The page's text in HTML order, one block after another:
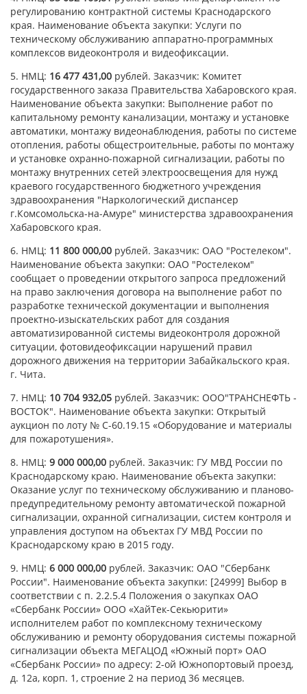
регулированию контрактной системы Краснодарского
края. Наименование объекта закупки: Услуги по
техническому обслуживанию аппаратно-программных
комплексов видеоконтроля и видеофиксации.
5. НМЦ: 16 477 431,00 рублей. Заказчик: Комитет
государственного заказа Правительства Хабаровского края.
Наименование объекта закупки: Выполнение работ по
капитальному ремонту канализации, монтажу и установке
автоматики, монтажу видеонаблюдения, работы по системе
отопления, работы общестроительные, работы по монтажу
и установке охранно-пожарной сигнализации, работы по
монтажу внутренних сетей электроосвещения для нужд
краевого государственного бюджетного учреждения
здравоохранения "Наркологический диспансер
г.Комсомольска-на-Амуре" министерства здравоохранения
Хабаровского края.
6. НМЦ: 11 800 000,00 рублей. Заказчик: ОАО "Ростелеком".
Наименование объекта закупки: ОАО "Ростелеком"
сообщает о проведении открытого запроса предложений
на право заключения договора на выполнение работ по
разработке технической документации и выполнения
проектно-изыскательских работ для создания
автоматизированной системы видеоконтроля дорожной
ситуации, фотовидеофиксации нарушений правил
дорожного движения на территории Забайкальского края.
г. Чита.
7. НМЦ: 10 704 932,05 рублей. Заказчик: ООО"ТРАНСНЕФТЬ -
ВОСТОК". Наименование объекта закупки: Открытый
аукцион по лоту № С-60.19.15 «Оборудование и материалы
для пожаротушения».
8. НМЦ: 9 000 000,00 рублей. Заказчик: ГУ МВД России по
Краснодарскому краю. Наименование объекта закупки:
Оказание услуг по техническому обслуживанию и планово-
предупредительному ремонту автоматической пожарной
сигнализации, охранной сигнализации, систем контроля и
управления доступом на объектах ГУ МВД России по
Краснодарскому краю в 2015 году.
9. НМЦ: 6 000 000,00 рублей. Заказчик: ОАО "Сбербанк
России". Наименование объекта закупки: [24999] Выбор в
соответствии с п. 2.2.5.4 Положения о закупках ОАО
«Сбербанк России» ООО «ХайТек-Секьюрити»
исполнителем работ по комплексному техническому
обслуживанию и ремонту оборудования системы пожарной
сигнализации объекта МЕГАЦОД «Южный порт» ОАО
«Сбербанк России» по адресу: 2-ой Южнопортовый проезд,
д. 12а, корп. 1, строение 2 на период 36 месяцев.